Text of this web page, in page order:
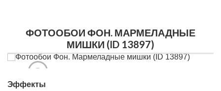
ФОТООБОИ ФОН. МАРМЕЛАДНЫЕ
МИШКИ (ID 13897)
Эффекты